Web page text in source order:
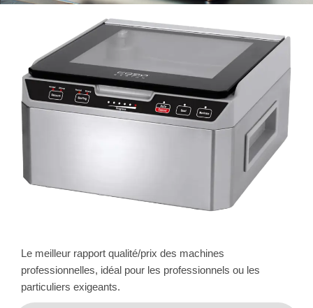
Le meilleur rapport qualité/prix des machines
professionnelles, idéal pour les professionnels ou les
particuliers exigeants.